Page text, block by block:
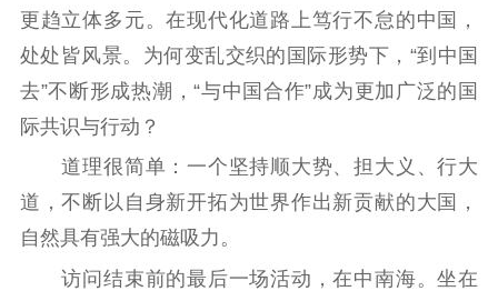
更趋立体多元。在现代化道路上笃行不怠的中国，
处处皆风景。为何变乱交织的国际形势下，“到中国
去”不断形成热潮，“与中国合作”成为更加广泛的国
际共识与行动？
道理很简单：一个坚持顺大势、担大义、行大
道，不断以自身新开拓为世界作出新贡献的大国，
自然具有强大的磁吸力。
访问结束前的最后一场活动，在中南海。坐在